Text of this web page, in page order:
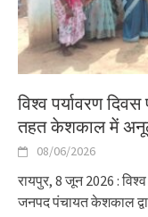
विश्व पर्यावरण
तहत केशकाल में
08/06/2026
रायपुर, 8 जून 2026 :
जनपद पंचायत केशकाल